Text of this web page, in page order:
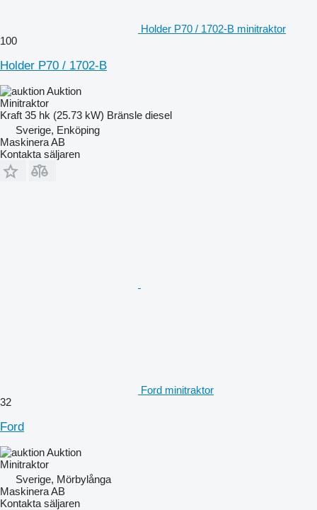
Holder P70 / 1702-B minitraktor
100
Holder P70 / 1702-B
Auktion
Minitraktor
Kraft 35 hk (25.73 kW) Bränsle diesel
Sverige, Enköping
Maskinera AB
Kontakta säljaren
Ford minitraktor
32
Ford
Auktion
Minitraktor
Sverige, Mörbylånga
Maskinera AB
Kontakta säljaren